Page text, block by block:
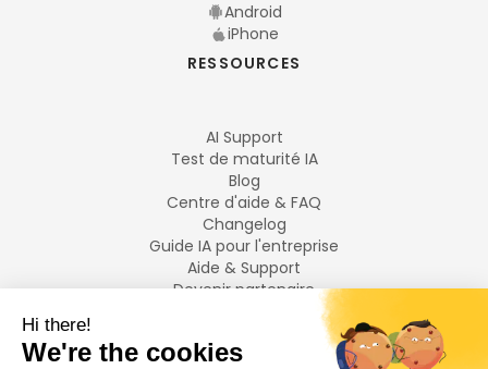
Android
iPhone
RESSOURCES
AI Support
Test de maturité IA
Blog
Centre d'aide & FAQ
Changelog
Guide IA pour l'entreprise
Aide & Support
Devenir partenaire
LANGUES